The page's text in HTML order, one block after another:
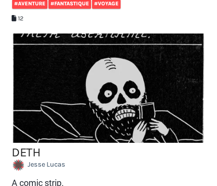
#AVENTURE #FANTASTIQUE #VOYAGE
12
DETH
Jesse Lucas
A comic strip.